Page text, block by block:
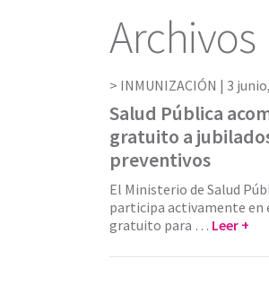
Archivos
INMUNIZACIÓN | 3
Salud Pública
gratuito a
preventivos
El Ministerio de Salud
participa activamente
gratuito para … Leer +